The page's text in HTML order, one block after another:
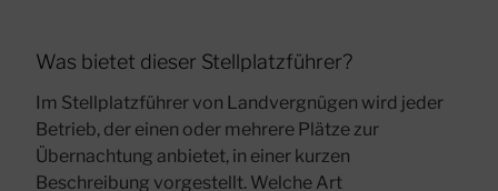
Was bietet dieser Stellplatzführer?
Im Stellplatzführer von Landvergnügen wird jeder
Betrieb, der einen oder mehrere Plätze zur
Übernachtung anbietet, in einer kurzen
Beschreibung vorgestellt. Welche Art